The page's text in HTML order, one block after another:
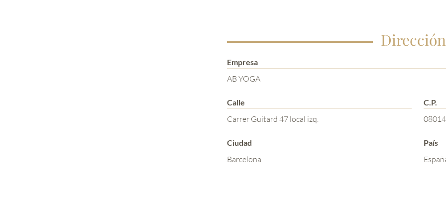
Empresa
AB YOGA
Calle
Carrer Guitard 47 local izq.
C.P.
08014
Ciudad
Barcelona
País